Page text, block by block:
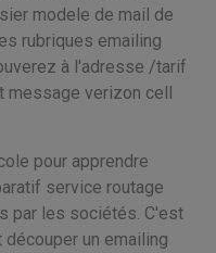
modele de mail de
rubriques emailing
à l'adresse /tarif
message verizon cell
pour apprendre
service routage
par les sociétés. C'est
un emailing